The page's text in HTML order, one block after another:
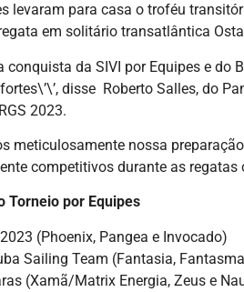
levaram para casa o troféu
em solitário transatlântica
conquista da SIVI por Equipes e
disse Roberto Salles, do
2023.
meticulosamente nossa
competitivos durante as regatas
Torneio por Equipes
(Phoenix, Pangea e Invocado)
Sailing Team (Fantasia,
(Xamã/Matrix Energia, Zeus e